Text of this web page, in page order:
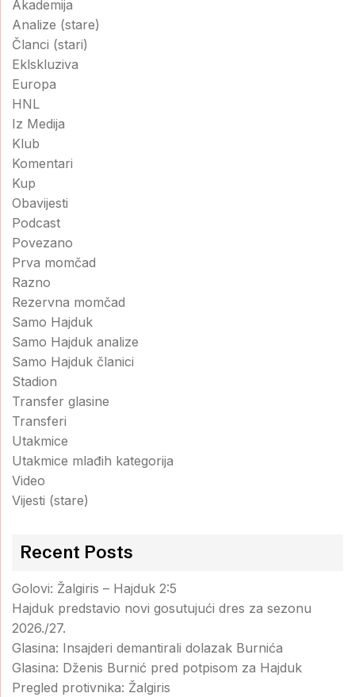
Akademija
Analize (stare)
Članci (stari)
Eklskluziva
Europa
HNL
Iz Medija
Klub
Komentari
Kup
Obavijesti
Podcast
Povezano
Prva momčad
Razno
Rezervna momčad
Samo Hajduk
Samo Hajduk analize
Samo Hajduk članici
Stadion
Transfer glasine
Transferi
Utakmice
Utakmice mlađih kategorija
Video
Vijesti (stare)
Recent Posts
Golovi: Žalgiris – Hajduk 2:5
Hajduk predstavio novi gosutujući dres za sezonu
2026./27.
Glasina: Insajderi demantirali dolazak Burnića
Glasina: Dženis Burnić pred potpisom za Hajduk
Pregled protivnika: Žalgiris